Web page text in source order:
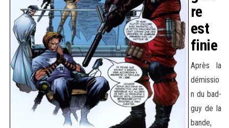
re
est
finie
Après la
démissio
n du bad-
guy de la
bande,